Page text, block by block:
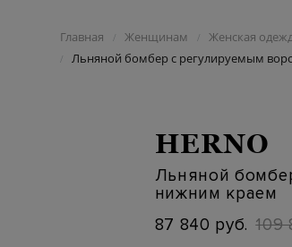
Главная / Женщинам / Женская
/ Льняной бомбер с регулируемым
HERNO
Льняной
нижним краем
87 840 руб. 109